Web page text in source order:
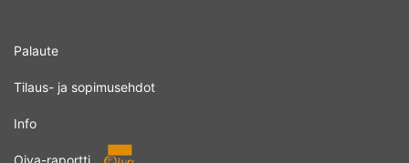
Palaute
Tilaus- ja sopimusehdot
Info
Oiva-raportti